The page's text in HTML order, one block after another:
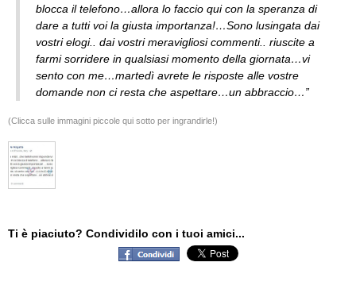
blocca il telefono…allora lo faccio qui con la speranza di
dare a tutti voi la giusta importanza!…Sono lusingata dai
vostri elogi.. dai vostri meravigliosi commenti.. riuscite a
farmi sorridere in qualsiasi momento della giornata…vi
sento con me…martedì avrete le risposte alle vostre
domande non ci resta che aspettare…un abbraccio…”
(Clicca sulle immagini piccole qui sotto per ingrandirle!)
Ti è piaciuto? Condividilo con i tuoi amici...